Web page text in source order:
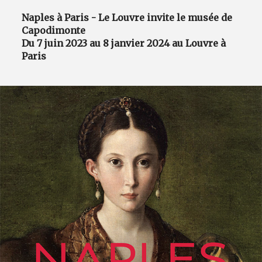
Naples à Paris - Le Louvre invite le musée de
Capodimonte
Du 7 juin 2023 au 8 janvier 2024 au Louvre à
Paris